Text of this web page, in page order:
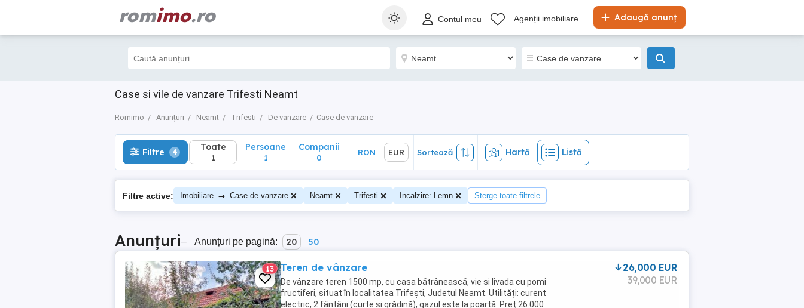
romimo.ro Adaugă anunț
Contul meu Agenții imobiliare
Case si vile de vanzare Trifesti Neamt
Romimo Anunțuri Neamt Trifesti De vanzare Case de vanzare
Filtre 4 Toate
1
EUR Sortează Hartă Listă
Filtre 4 Toate
1
Persoane
1
Companii
0
RON EUR Sortează Hartă Listă
Filtre active: Imobiliare → Case de vanzare Neamt Trifesti Incalzire: Lemn Șterge toate filtrele
Anunțuri– Anunțuri pe pagină: 20 50
13 Teren de vânzare
De vânzare teren 1500 mp, cu casa bătrânească, vie si livada cu pomi
fructiferi, situat în localitatea Trifești, Judetul Neamt. Utilități: curent
electric, 2 fântâni (curte și grădină), gazul este la poartă. Preț 26.000
26,000 EUR
39,000 EUR